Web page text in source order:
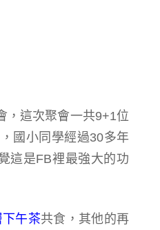
，這次聚會一共9+1位
國小同學經過30多年
這是FB裡最強大的功
午茶共食，其他的再